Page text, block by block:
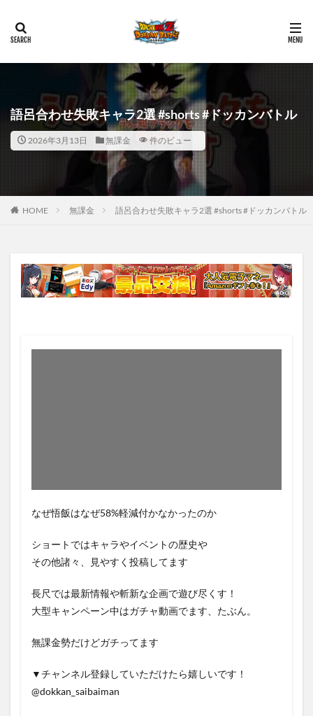
語呂合わせ失敗キャラ2選 #shorts #ドッカンバトル
2026年3月13日 無課金 件のビュー
HOME 無課金 語呂合わせ失敗キャラ2選 #shorts #ドッカンバトル
なぜ悟飯はなぜ58%軽減付かなかったのか
ショートではキャラやイベントの歴史や
その他諸々、見やすく投稿してます
長尺では最新情報や斬新な企画で遊び尽くす！
大型キャンペーン中はガチャ動画でます、たぶん。
無課金勢だけどガチってます
▼チャンネル登録していただけたら嬉しいです！
@dokkan_saibaiman